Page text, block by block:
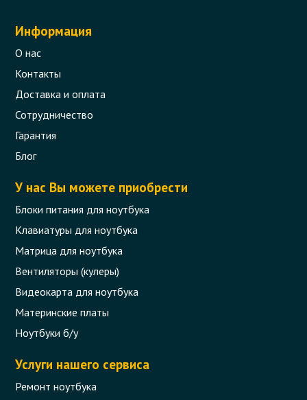
Информация
О нас
Контакты
Доставка и оплата
Сотрудничество
Гарантия
Блог
У нас Вы можете приобрести
Блоки питания для ноутбука
Клавиатуры для ноутбука
Матрица для ноутбука
Вентиляторы (кулеры)
Видеокарта для ноутбука
Материнские платы
Ноутбуки б/у
Услуги нашего сервиса
Ремонт ноутбука